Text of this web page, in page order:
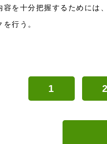
容を十分把握するためには
を行う。
1 2